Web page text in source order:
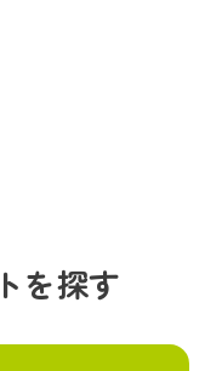
を探す